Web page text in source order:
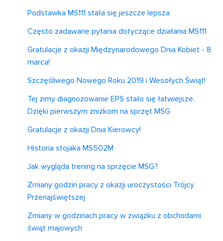
Podstawka MS111 stała się jeszcze lepsza
Często zadawane pytania dotyczące działania MS111
Gratulacje z okazji Międzynarodowego Dnia Kobiet - 8
marca!
Szczęśliwego Nowego Roku 2019 i Wesołych Świąt!
Tej zimy diagnozowanie EPS stało się łatwiejsze.
Dzięki pierwszym zniżkom na sprzęt MSG
Gratulacje z okazji Dnia Kierowcy!
Historia stojaka MS502M
Jak wygląda trening na sprzęcie MSG?
Zmiany godzin pracy z okazji uroczystości Trójcy
Przenajświętszej
Zmiany w godzinach pracy w związku z obchodami
świąt majowych